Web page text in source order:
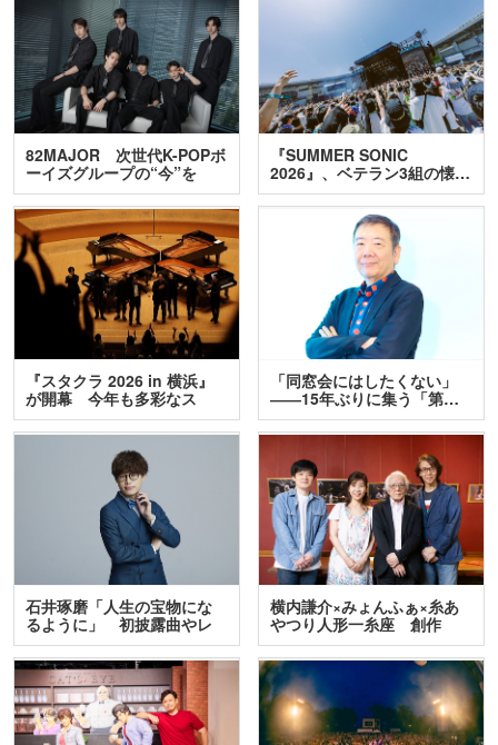
82MAJOR 次世代K-POPボ
ーイズグループの“今”を
訊…
『SUMMER SONIC
2026』、ベテラン3組の懐…
『スタクラ 2026 in 横浜』
が開幕 今年も多彩なス
テ…
「同窓会にはしたくない」
――15年ぶりに集う「第…
石井琢磨「人生の宝物にな
るように」 初披露曲やレ
ア…
横内謙介×みょんふぁ×糸あ
やつり人形一糸座 創作
人…